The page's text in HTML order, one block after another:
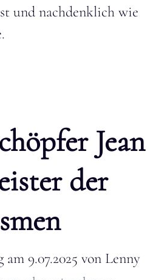
und nachdenklich wie
Jean
der
am 9.07.2025 von Lenny